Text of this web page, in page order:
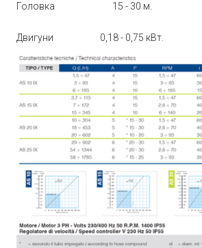
Головка 15 - 30 м.
Двигуни 0,18 - 0,75 кВт.